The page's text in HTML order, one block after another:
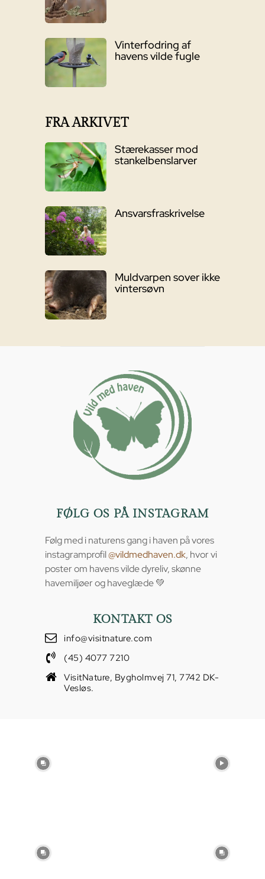
Vinterfodring af
havens vilde fugle
FRA ARKIVET
Stærekasser mod
stankelbenslarver
Ansvarsfraskrivelse
Muldvarpen sover ikke
vintersøvn
FØLG OS PÅ INSTAGRAM
Følg med i naturens gang i haven på vores
instagramprofil@vildmedhaven.dk, hvor vi
poster om havens vilde dyreliv, skønne
havemiljøer og haveglæde 💚
KONTAKT OS
info@visitnature.com
(45) 4077 7210
VisitNature, Bygholmvej 71, 7742 DK-
Vesløs.